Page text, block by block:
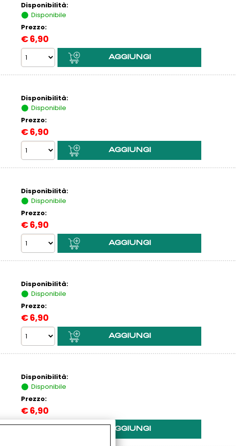
Disponibilità:
Disponibile
Prezzo:
€6,90
Disponibilità:
Disponibile
Prezzo:
€6,90
Disponibilità:
Disponibile
Prezzo:
€6,90
Disponibilità:
Disponibile
Prezzo:
€6,90
Disponibilità:
Disponibile
Prezzo:
€6,90